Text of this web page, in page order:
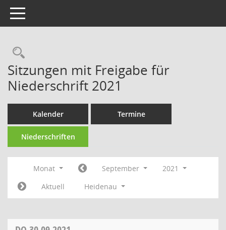
Toggle navigation
Rechercheauswahl
Sitzungen mit Freigabe für
Niederschrift 2021
Kalender Termine
Niederschriften
Monat September
2021
Aktuell
Heidenau